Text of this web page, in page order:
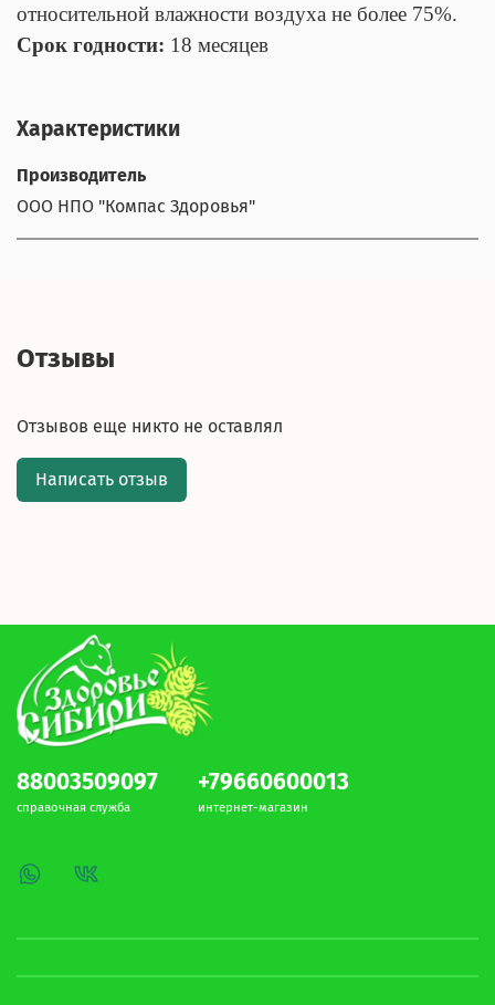
относительной влажности воздуха не более 75%.
Срок годности: 18 месяцев
Характеристики
Производитель
ООО НПО "Компас Здоровья"
Отзывы
Отзывов еще никто не оставлял
Написать отзыв
88003509097
справочная служба
+79660600013
интернет-магазин